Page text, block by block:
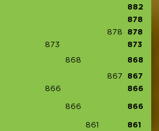
882
878
878
878
873 873
868 868
867
867
866 866
866 866
861
861